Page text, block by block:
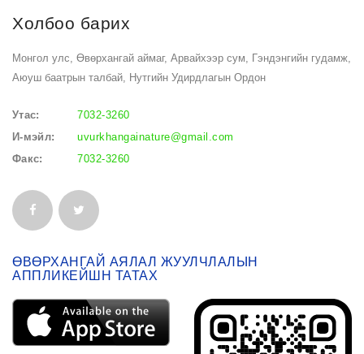
Холбоо барих
Монгол улс, Өвөрхангай аймаг, Арвайхээр сум, Гэндэнгийн гудамж,
Аюуш баатрын талбай, Нутгийн Удирдлагын Ордон
Утас:
7032-3260
И-мэйл:
uvurkhangainature@gmail.com
Факс:
7032-3260
ӨВӨРХАНГАЙ АЯЛАЛ ЖУУЛЧЛАЛЫН
АППЛИКЕЙШН ТАТАХ